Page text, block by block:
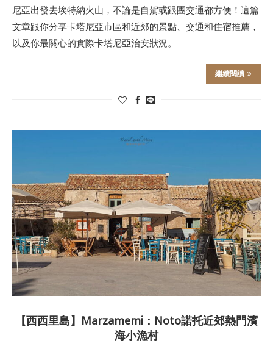
尼亞出發去埃特納火山，不論是自駕或跟團交通都方便！這篇
文章跟你分享卡塔尼亞市區和近郊的景點、交通和住宿推薦，
以及你最關心的實際卡塔尼亞治安狀況。
繼續閱讀
【西西里島】Marzamemi：Noto諾托近郊熱門濱
海小漁村